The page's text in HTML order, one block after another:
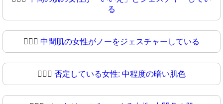
る
🙍🏽‍♀ 中間肌の女性がノーをジェスチャーしている
🙍🏾‍♀️ 否定している女性: 中程度の暗い肌色